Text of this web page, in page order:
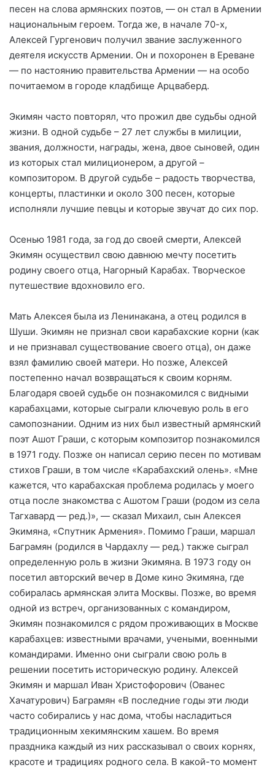
песен на слова армянских поэтов, — он стал в Армении
национальным героем. Тогда же, в начале 70-х,
Алексей Гургенович получил звание заслуженного
деятеля искусств Армении. Он и похоронен в Ереване
— по настоянию правительства Армении — на особо
почитаемом в городе кладбище Арцваберд.
Экимян часто повторял, что прожил две судьбы одной
жизни. В одной судьбе – 27 лет службы в милиции,
звания, должности, награды, жена, двое сыновей, один
из которых стал милиционером, а другой –
композитором. В другой судьбе – радость творчества,
концерты, пластинки и около 300 песен, которые
исполняли лучшие певцы и которые звучат до сих пор.
Осенью 1981 года, за год до своей смерти, Алексей
Экимян осуществил свою давнюю мечту посетить
родину своего отца, Нагорный Карабах. Творческое
путешествие вдохновило его.
Мать Алексея была из Ленинакана, а отец родился в
Шуши. Экимян не признал свои карабахские корни (как
и не признавал существование своего отца), он даже
взял фамилию своей матери. Но позже, Алексей
постепенно начал возвращаться к своим корням.
Благодаря своей судьбе он познакомился с видными
карабахцами, которые сыграли ключевую роль в его
самопознании. Одним из них был известный армянский
поэт Ашот Граши, с которым композитор познакомился
в 1971 году. Позже он написал серию песен по мотивам
стихов Граши, в том числе «Карабахский олень». «Мне
кажется, что карабахская проблема родилась у моего
отца после знакомства с Ашотом Граши (родом из села
Тагхавард — ред.)», — сказал Михаил, сын Алексея
Экимяна, «Спутник Армения». Помимо Граши, маршал
Баграмян (родился в Чардахлу — ред.) также сыграл
определенную роль в жизни Экимяна. В 1973 году он
посетил авторский вечер в Доме кино Экимяна, где
собиралась армянская элита Москвы. Позже, во время
одной из встреч, организованных с командиром,
Экимян познакомился с рядом проживающих в Москве
карабахцев: известными врачами, учеными, военными
командирами. Именно они сыграли свою роль в
решении посетить историческую родину. Алексей
Экимян и маршал Иван Христофорович (Ованес
Хачатурович) Баграмян «В последние годы эти люди
часто собирались у нас дома, чтобы насладиться
традиционным хекимянским хашем. Во время
праздника каждый из них рассказывал о своих корнях,
красоте и традициях родного села. В какой-то момент